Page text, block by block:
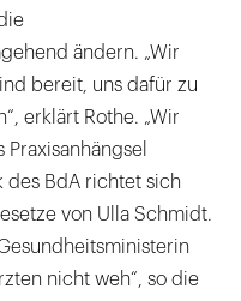
ändern. „Wir
bereit, uns dafür zu
erklärt Rothe. „Wir
des BdA richtet sich
von Ulla Schmidt.
nicht weh“, so die